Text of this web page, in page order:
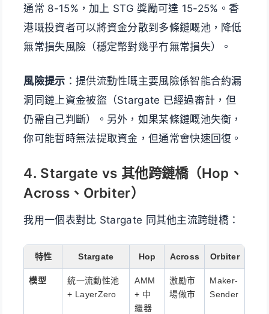
通常 8-15%，加上 STG 獎勵可達 15-25%。香
港嘅投資者可以將資金分散到多條鏈嘅池，降低
無常損失風險（穩定幣對幾乎冇無常損失）。
風險提示 ：提供流動性嘅主要風險係智能合約漏
洞同鏈上資金被盜（Stargate 已經過審計，但
仍需自己判斷）。另外，如果某條鏈嘅池失衡，
你可能暫時無法提取資金，但通常會快速回復。
4. Stargate vs 其他跨鏈橋（Hop、
Across、Orbiter）
我用一個表對比 Stargate 同其他主流跨鏈橋：
特性 Stargate Hop Across Orbiter
模型
統一流動性池
+ LayerZero
AMM
+ 中
繼器
激勵市
場做市
Maker-
Sender